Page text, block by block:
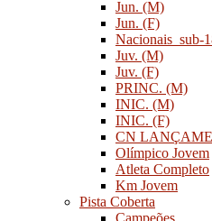
Jun. (M)
Jun. (F)
Nacionais_sub-
Juv. (M)
Juv. (F)
PRINC. (M)
INIC. (M)
INIC. (F)
CN
Olímpico Jovem
Atleta Completo
Km Jovem
Pista Coberta
Campeões